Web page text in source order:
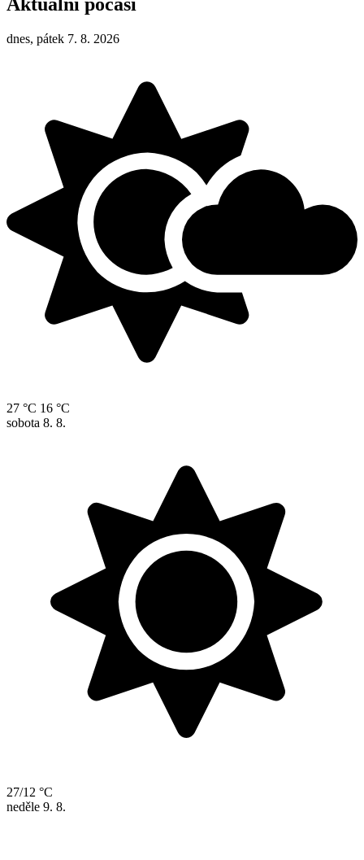
Aktuální počasí
dnes, pátek 7. 8. 2026
27 °C 16 °C
sobota 8. 8.
27/12 °C
neděle 9. 8.